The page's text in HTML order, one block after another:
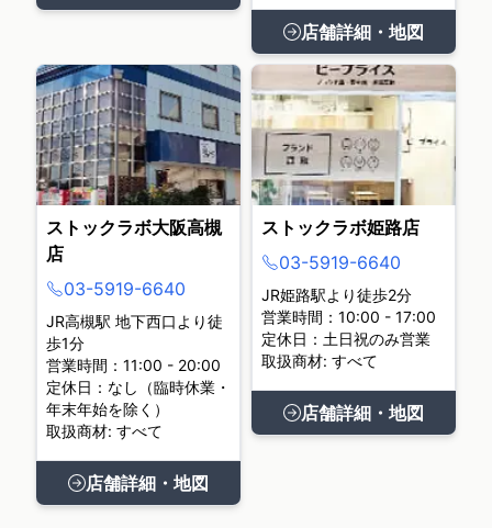
店舗詳細・地図
ストックラボ大阪高槻
店
03-5919-6640
JR高槻駅 地下西口より徒
歩1分
営業時間：11:00 - 20:00
定休日：なし（臨時休業・
年末年始を除く）
取扱商材: すべて
店舗詳細・地図
ストックラボ姫路店
03-5919-6640
JR姫路駅より徒歩2分
営業時間：10:00 - 17:00
定休日：土日祝のみ営業
取扱商材: すべて
店舗詳細・地図